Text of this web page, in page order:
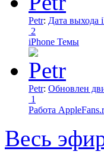
Petr: Дата выхода
2
iPhone Темы
Petr: Обновлен
1
Работа
Весь